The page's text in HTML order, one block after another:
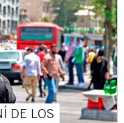
DE LOS